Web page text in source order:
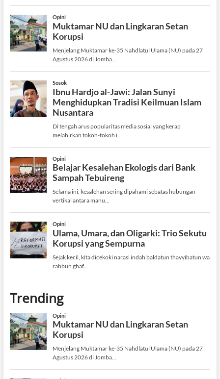
Trending